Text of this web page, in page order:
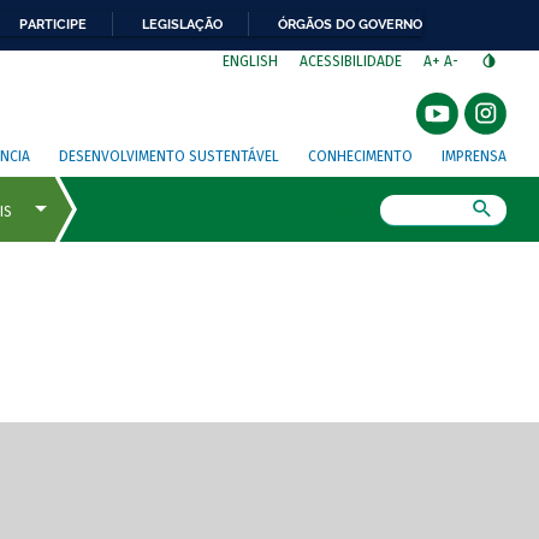
PARTICIPE LEGISLAÇÃO ÓRGÃOS DO GOVERNO
ENGLISH ACESSIBILIDADE A+ A-
DESENVOLVIMENTO SUSTENTÁVEL CONHECIMENTO IMPRENSA
de tela